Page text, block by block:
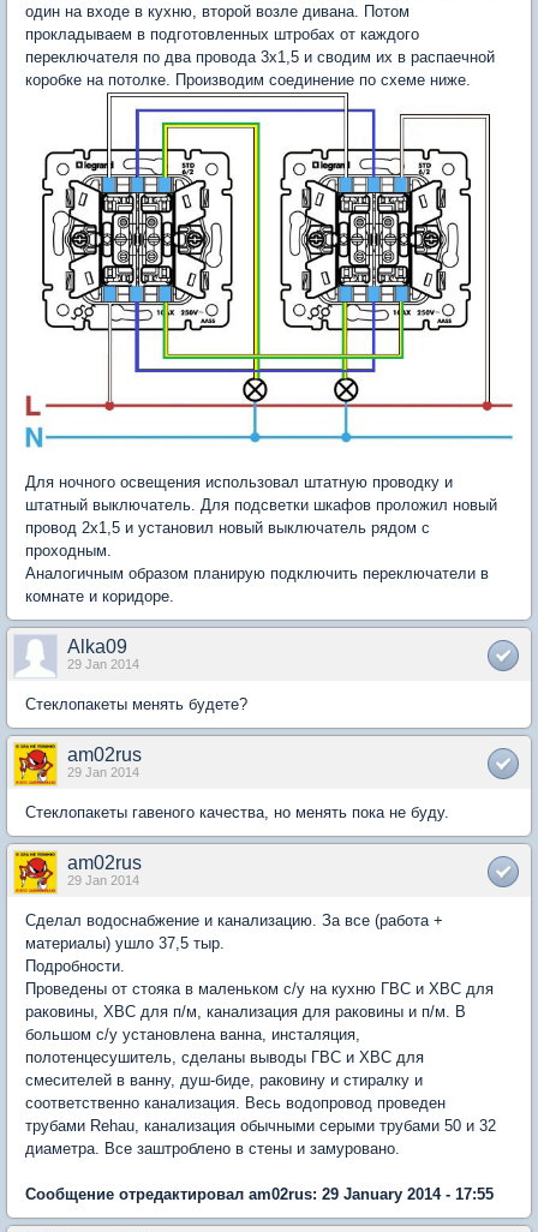
один на входе в кухню, второй возле дивана. Потом
прокладываем в подготовленных штробах от каждого
переключателя по два провода 3х1,5 и сводим их в распаечной
коробке на потолке. Производим соединение по схеме ниже.
Для ночного освещения использовал штатную проводку и
штатный выключатель. Для подсветки шкафов проложил новый
провод 2х1,5 и установил новый выключатель рядом с
проходным.
Аналогичным образом планирую подключить переключатели в
комнате и коридоре.
Alka09
29 Jan 2014
Стеклопакеты менять будете?
am02rus
29 Jan 2014
Стеклопакеты гавеного качества, но менять пока не буду.
am02rus
29 Jan 2014
Сделал водоснабжение и канализацию. За все (работа +
материалы) ушло 37,5 тыр.
Подробности.
Проведены от стояка в маленьком с/у на кухню ГВС и ХВС для
раковины, ХВС для п/м, канализация для раковины и п/м. В
большом с/у установлена ванна, инсталяция,
полотенцесушитель, сделаны выводы ГВС и ХВС для
смесителей в ванну, душ-биде, раковину и стиралку и
соответственно канализация. Весь водопровод проведен
трубами Rehau, канализация обычными серыми трубами 50 и 32
диаметра. Все заштроблено в стены и замуровано.
Сообщение отредактировал am02rus: 29 January 2014 - 17:55